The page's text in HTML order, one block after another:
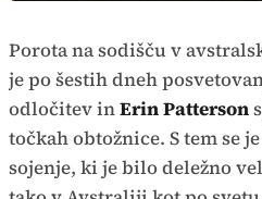
Porota na sodišču v
je po šestih dneh
odločitev inErin Patterson
točkah obtožnice. S tem se
sojenje, ki je bilo deležno